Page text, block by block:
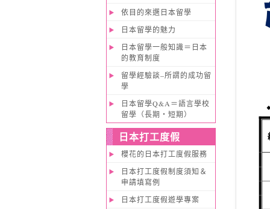
依目的來選日本留學
日本留學的魅力
日本留學一般知識＝日本
的教育制度
留學經驗談–所謂的成功留
學
日本留學Q&A＝語言學校
留學（長期・短期）
日本打工度假
櫻花的日本打工度假服務
日本打工度假制度須知＆
申請填寫例
日本打工度假遊學專案